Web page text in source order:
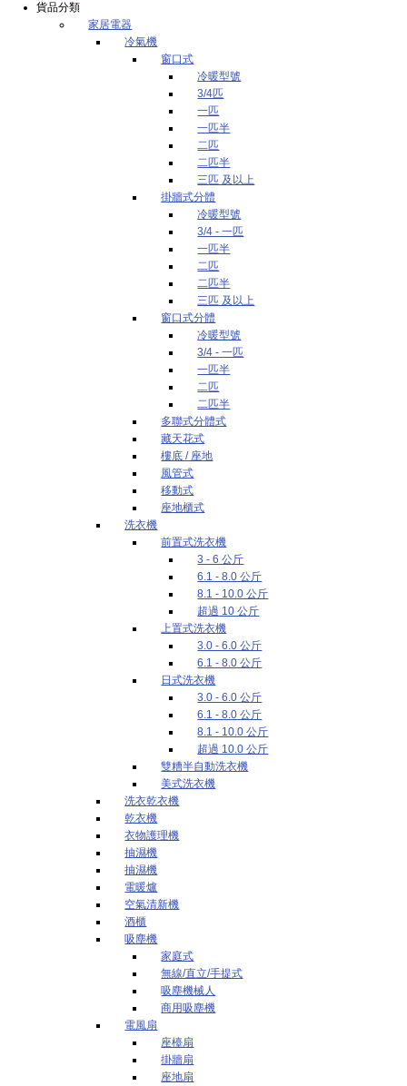
貨品分類
家居電器
冷氣機
窗口式
冷暖型號
3/4匹
一匹
一匹半
二匹
二匹半
三匹 及以上
掛牆式分體
冷暖型號
3/4 - 一匹
一匹半
二匹
二匹半
三匹 及以上
窗口式分體
冷暖型號
3/4 - 一匹
一匹半
二匹
二匹半
多聯式分體式
藏天花式
樓底 / 座地
風管式
移動式
座地櫃式
洗衣機
前置式洗衣機
3 - 6 公斤
6.1 - 8.0 公斤
8.1 - 10.0 公斤
超過 10 公斤
上置式洗衣機
3.0 - 6.0 公斤
6.1 - 8.0 公斤
日式洗衣機
3.0 - 6.0 公斤
6.1 - 8.0 公斤
8.1 - 10.0 公斤
超過 10.0 公斤
雙糟半自動洗衣機
美式洗衣機
洗衣乾衣機
乾衣機
衣物護理機
抽濕機
抽濕機
電暖爐
空氣清新機
酒櫃
吸塵機
家庭式
無線/直立/手提式
吸塵機械人
商用吸塵機
電風扇
座檯扇
掛牆扇
座地扇